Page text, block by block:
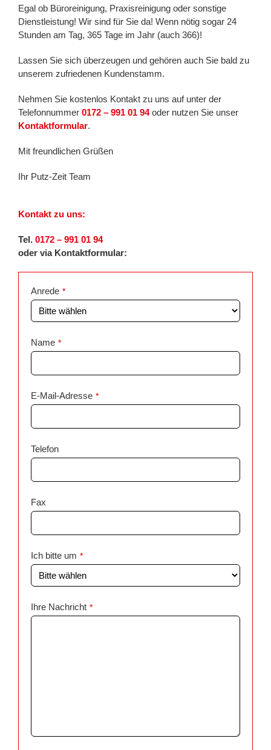
Egal ob Büroreinigung, Praxisreinigung oder sonstige
Dienstleistung! Wir sind für Sie da! Wenn nötig sogar 24
Stunden am Tag, 365 Tage im Jahr (auch 366)!
Lassen Sie sich überzeugen und gehören auch Sie bald zu
unserem zufriedenen Kundenstamm.
Nehmen Sie kostenlos Kontakt zu uns auf unter der
Telefonnummer 0172 – 991 01 94oder nutzen Sie unser
Kontaktformular.
Mit freundlichen Grüßen
Ihr Putz-Zeit Team
Kontakt zu uns:
Tel. 0172 – 991 01 94
oder via Kontaktformular:
Anrede *
Name *
E-Mail-Adresse *
Telefon
Fax
Ich bitte um *
Ihre Nachricht *